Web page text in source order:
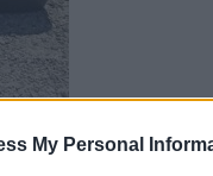
My Personal